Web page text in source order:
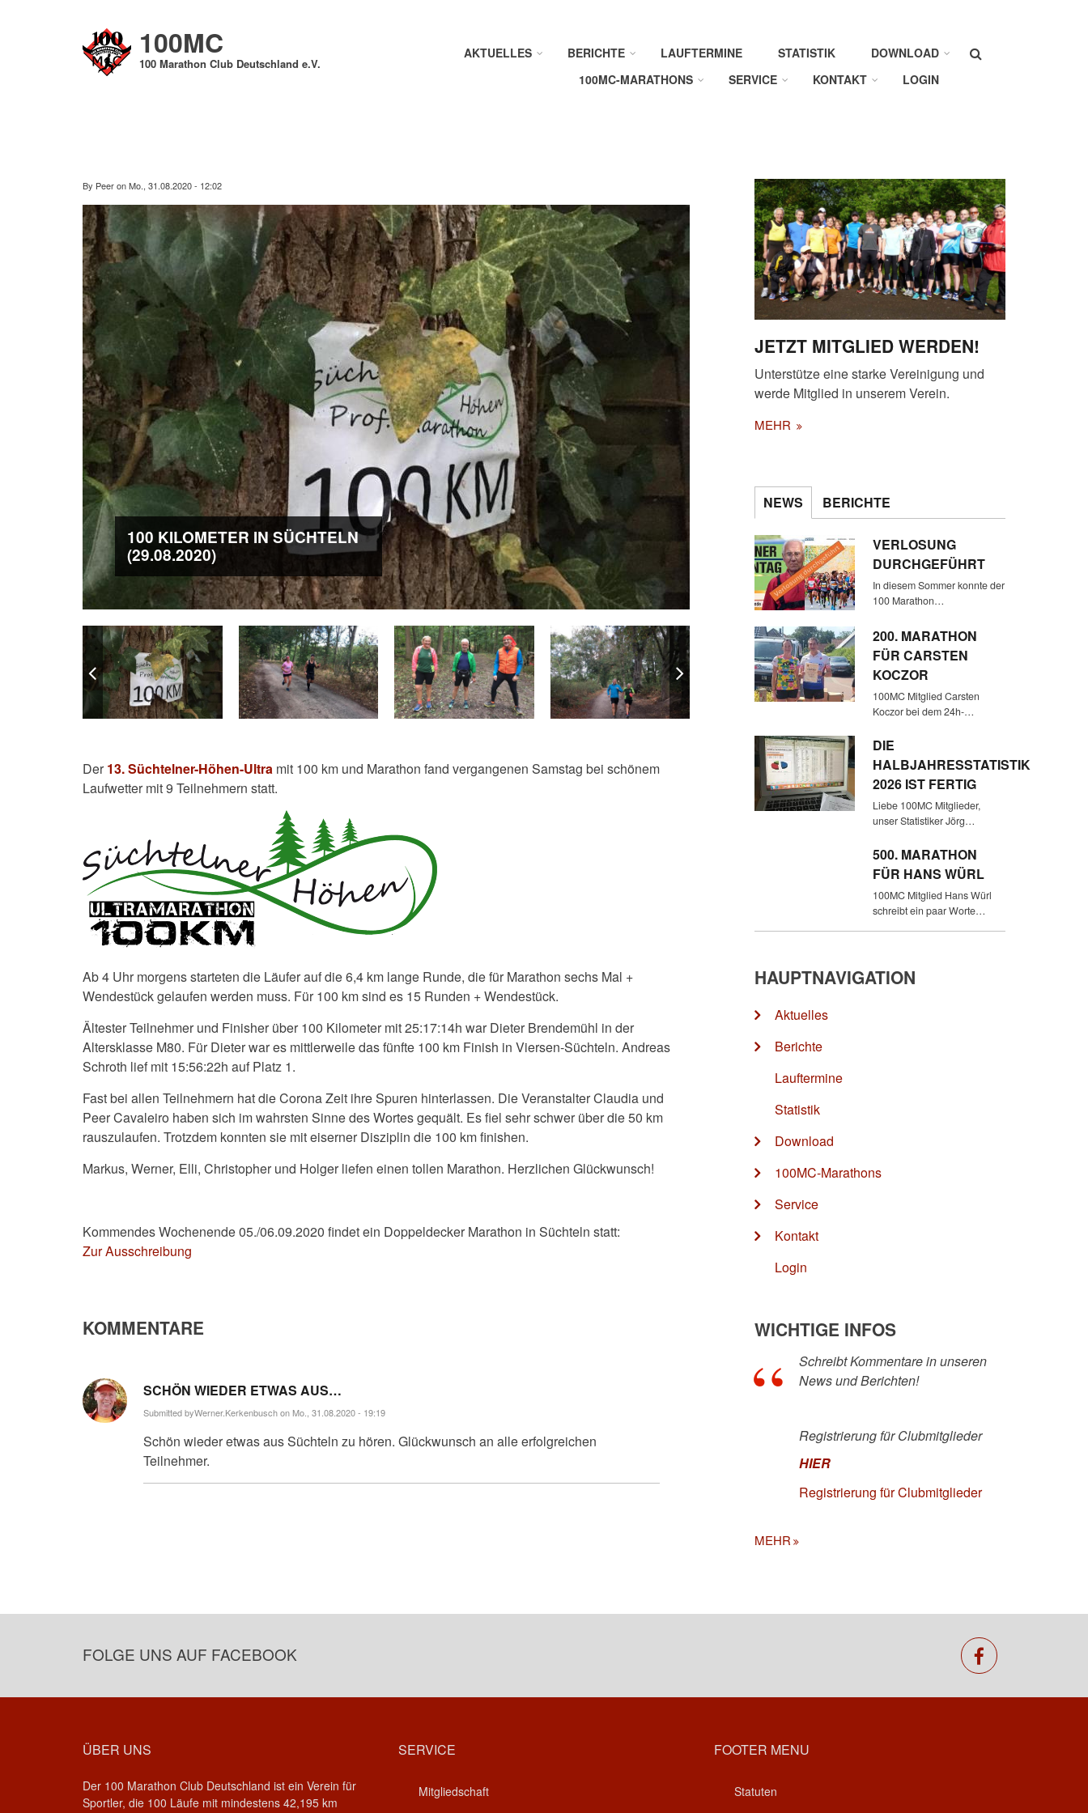
100MC
100 Marathon Club Deutschland e.V.
Suche
AKTUELLES BERICHTE LAUFTERMINE STATISTIK
DOWNLOAD
100MC-MARATHONS
SERVICE KONTAKT LOGIN
By PeeronMo., 31.08.2020 - 12:02
100 KILOMETER IN SÜCHTELN
(29.08.2020)
ELLI (1. PLATZ IM MARATHON)
UND ANDREAS (1.PLATZ ÜBER
100 KM) LAUFEN EINIGE
RUNDEN ZUSAMMEN
Der13. Süchtelner-Höhen-Ultra mit 100 km und Marathon fand vergangenen Samstag bei schönem
Laufwetter mit 9 Teilnehmern statt.
Ab 4 Uhr morgens starteten die Läufer auf die 6,4 km lange Runde, die für Marathon sechs Mal +
Wendestück gelaufen werden muss. Für 100 km sind es 15 Runden + Wendestück.
Ältester Teilnehmer und Finisher über 100 Kilometer mit 25:17:14h war Dieter Brendemühl in der
Altersklasse M80. Für Dieter war es mittlerweile das fünfte 100 km Finish in Viersen-Süchteln. Andreas
Schroth lief mit 15:56:22h auf Platz 1.
Fast bei allen Teilnehmern hat die Corona Zeit ihre Spuren hinterlassen. Die Veranstalter Claudia und
Peer Cavaleiro haben sich im wahrsten Sinne des Wortes gequält. Es fiel sehr schwer über die 50 km
rauszulaufen. Trotzdem konnten sie mit eiserner Disziplin die 100 km finishen.
Markus, Werner, Elli, Christopher und Holger liefen einen tollen Marathon. Herzlichen Glückwunsch!
Kommendes Wochenende 05./06.09.2020 findet ein Doppeldecker Marathon in Süchteln statt:
Zur Ausschreibung
KOMMENTARE
SCHÖN WIEDER ETWAS AUS…
Submitted byWerner.Kerkenbuschon Mo., 31.08.2020 - 19:19
Schön wieder etwas aus Süchteln zu hören. Glückwunsch an alle erfolgreichen
Teilnehmer.
JETZT MITGLIED WERDEN!
Unterstütze eine starke Vereinigung und
werde Mitglied in unserem Verein.
MEHR
NEWS BERICHTE
VERLOSUNG
DURCHGEFÜHRT
In diesem Sommer konnte der
100 Marathon…
200. MARATHON
FÜR CARSTEN
KOCZOR
100MC Mitglied Carsten
Koczor bei dem 24h-…
DIE
HALBJAHRESSTATISTIK
2026 IST FERTIG
Liebe 100MC Mitglieder,
unser Statistiker Jörg…
500. MARATHON
FÜR HANS WÜRL
100MC Mitglied Hans Würl
schreibt ein paar Worte…
HAUPTNAVIGATION
Aktuelles
Berichte
Lauftermine
Statistik
Download
100MC-Marathons
Service
Kontakt
Login
WICHTIGE INFOS
Schreibt Kommentare in unseren
News und Berichten!
Registrierung für Clubmitglieder
HIER
Registrierung für Clubmitglieder
MEHR
FOLGE UNS AUF FACEBOOK facebook
ÜBER UNS
Der 100 Marathon Club Deutschland ist ein Verein für
Sportler, die 100 Läufe mit mindestens 42,195 km
SERVICE
Mitgliedschaft
FOOTER MENU
Statuten